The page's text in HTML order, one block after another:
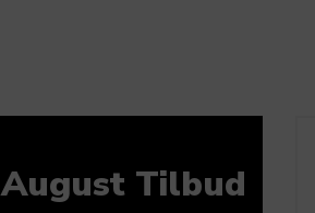
August Tilbud